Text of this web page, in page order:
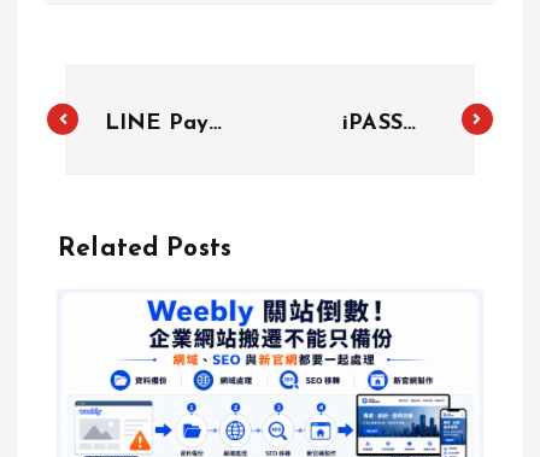
LINE Pay不
700萬用戶明
APP
iPASS
好友還行得通
嗎？一次搞懂
怎麼用
Related Posts